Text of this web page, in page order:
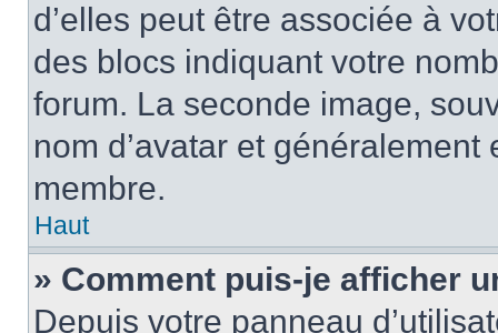
d’elles peut être associée à
des blocs indiquant votre
forum. La seconde image,
nom d’avatar et
membre.
Haut
» Comment puis-je afficher
Depuis votre panneau